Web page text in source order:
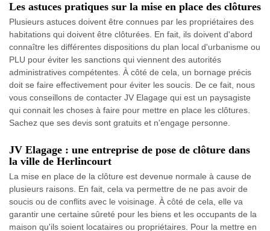
Les astuces pratiques sur la mise en place des clôtures
Plusieurs astuces doivent être connues par les propriétaires des
habitations qui doivent être clôturées. En fait, ils doivent d'abord
connaître les différentes dispositions du plan local d'urbanisme ou
PLU pour éviter les sanctions qui viennent des autorités
administratives compétentes. À côté de cela, un bornage précis
doit se faire effectivement pour éviter les soucis. De ce fait, nous
vous conseillons de contacter JV Elagage qui est un paysagiste
qui connait les choses à faire pour mettre en place les clôtures.
Sachez que ses devis sont gratuits et n'engage personne.
JV Elagage : une entreprise de pose de clôture dans
la ville de Herlincourt
La mise en place de la clôture est devenue normale à cause de
plusieurs raisons. En fait, cela va permettre de ne pas avoir de
soucis ou de conflits avec le voisinage. À côté de cela, elle va
garantir une certaine sûreté pour les biens et les occupants de la
maison qu'ils soient locataires ou propriétaires. Pour la mettre en